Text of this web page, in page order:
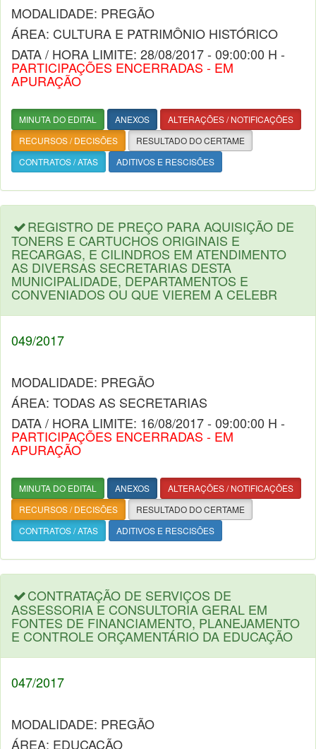
MODALIDADE: PREGÃO
ÁREA: CULTURA E PATRIMÔNIO HISTÓRICO
DATA / HORA LIMITE: 28/08/2017 - 09:00:00 H -
PARTICIPAÇÕES ENCERRADAS - EM
APURAÇÃO
MINUTA DO EDITAL ANEXOS
ALTERAÇÕES / NOTIFICAÇÕES
RECURSOS / DECISÕES
RESULTADO DO CERTAME
CONTRATOS / ATAS
ADITIVOS E RESCISÕES
REGISTRO DE PREÇO PARA AQUISIÇÃO DE
TONERS E CARTUCHOS ORIGINAIS E
RECARGAS, E CILINDROS EM ATENDIMENTO
AS DIVERSAS SECRETARIAS DESTA
MUNICIPALIDADE, DEPARTAMENTOS E
CONVENIADOS OU QUE VIEREM A CELEBR
049/2017
MODALIDADE: PREGÃO
ÁREA: TODAS AS SECRETARIAS
DATA / HORA LIMITE: 16/08/2017 - 09:00:00 H -
PARTICIPAÇÕES ENCERRADAS - EM
APURAÇÃO
MINUTA DO EDITAL ANEXOS
ALTERAÇÕES / NOTIFICAÇÕES
RECURSOS / DECISÕES
RESULTADO DO CERTAME
CONTRATOS / ATAS
ADITIVOS E RESCISÕES
CONTRATAÇÃO DE SERVIÇOS DE
ASSESSORIA E CONSULTORIA GERAL EM
FONTES DE FINANCIAMENTO, PLANEJAMENTO
E CONTROLE ORÇAMENTÁRIO DA EDUCAÇÃO
047/2017
MODALIDADE: PREGÃO
ÁREA: EDUCAÇÃO